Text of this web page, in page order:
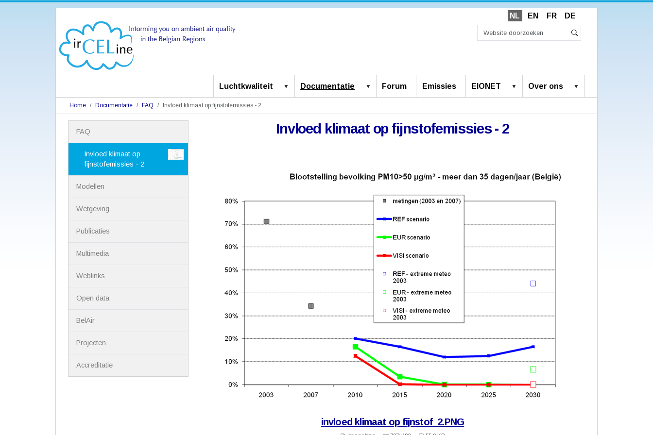
NL EN FR DE
Luchtkwaliteit Documentatie Forum Emissies EIONET Over ons
Home Documentatie FAQ Invloed klimaat op fijnstofemissies - 2
Invloed klimaat op fijnstofemissies - 2
invloed klimaat op fijnstof_2.PNG
v
FAQ
Invloed klimaat op
fijnstofemissies - 2
Modellen
Wetgeving
Publicaties
Multimedia
Weblinks
Open data
BelAir
Projecten
Accreditatie